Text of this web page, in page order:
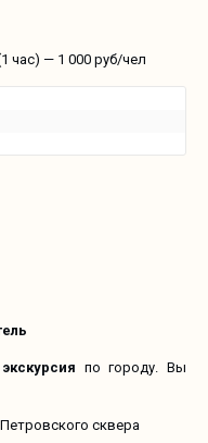
час) — 1 000 руб/чел
по городу. Вы
сквера